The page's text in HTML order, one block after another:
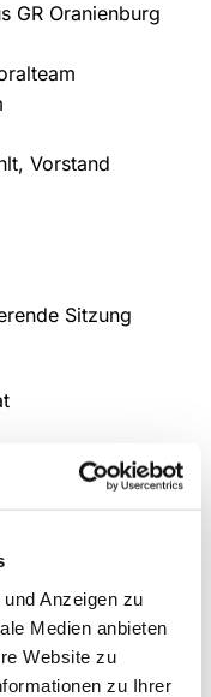
Anzeigen zu
Medien anbieten
Website zu
zu Ihrer
GR Oranienburg
Vorstand
Sitzung